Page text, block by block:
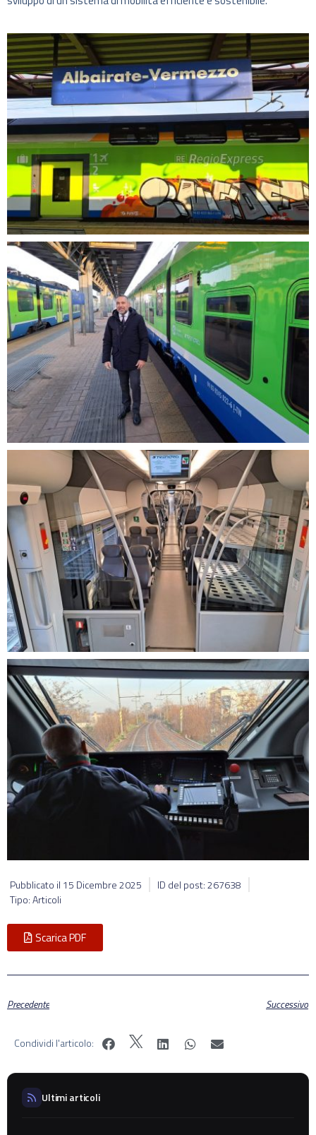
Pubblicato il 15 Dicembre 2025
ID del post: 267638
Tipo: Articoli
Scarica PDF
Precedente Successivo
Condividi l'articolo:
Ultimi articoli